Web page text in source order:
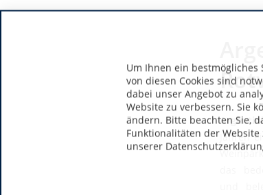
Jahren
Um Ihnen ein bestmögliches
von diesen Cookies sind
dabei unser Angebot zu
Website zu verbessern. Sie
ändern. Bitte beachten Sie,
Funktionalitäten der
unserer